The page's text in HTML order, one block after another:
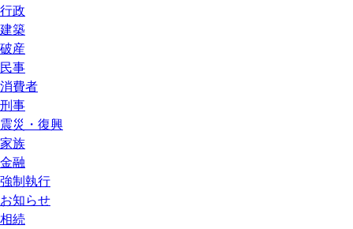
行政
建築
破産
民事
消費者
刑事
震災・復興
家族
金融
強制執行
お知らせ
相続